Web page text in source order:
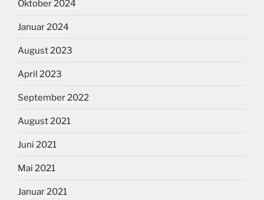
Oktober 2024
Januar 2024
August 2023
April 2023
September 2022
August 2021
Juni 2021
Mai 2021
Januar 2021